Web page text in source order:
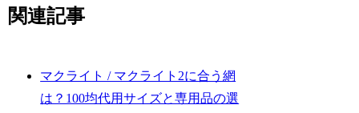
関連記事
マクライト / マクライト2に合う網
は？100均代用サイズと専用品の選